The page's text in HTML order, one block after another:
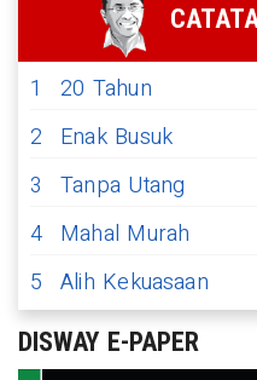
1
20 Tahun
2
Enak Busuk
3
Tanpa Utang
4 Mahal Murah
5 Alih Kekuasaan
DISWAY E-PAPER